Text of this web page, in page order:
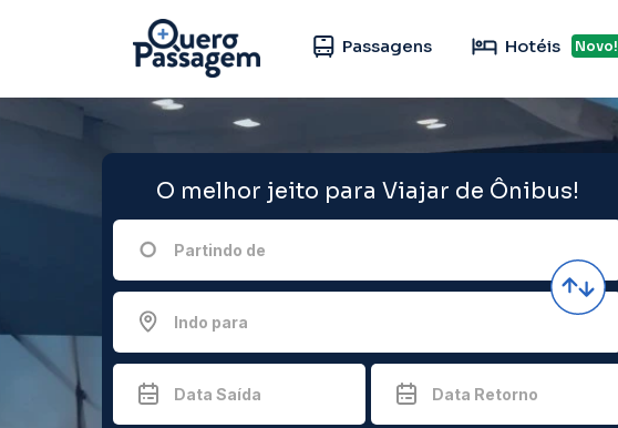
Passagens Hotéis Novo!
O melhor jeito para Viajar de Ônibus!
Partindo de
Indo para
Data Saída Data Retorno